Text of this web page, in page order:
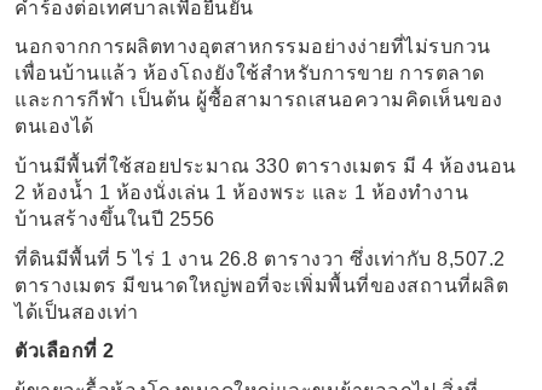
คำร้องต่อเทศบาลเพื่อยืนยัน
นอกจากการผลิตทางอุตสาหกรรมอย่างง่ายที่ไม่รบกวน
เพื่อนบ้านแล้ว ห้องโถงยังใช้สำหรับการขาย การตลาด
และการกีฬา เป็นต้น ผู้ซื้อสามารถเสนอความคิดเห็นของ
ตนเองได้
บ้านมีพื้นที่ใช้สอยประมาณ 330 ตารางเมตร มี 4 ห้องนอน
2 ห้องน้ำ 1 ห้องนั่งเล่น 1 ห้องพระ และ 1 ห้องทำงาน
บ้านสร้างขึ้นในปี 2556
ที่ดินมีพื้นที่ 5 ไร่ 1 งาน 26.8 ตารางวา ซึ่งเท่ากับ 8,507.2
ตารางเมตร มีขนาดใหญ่พอที่จะเพิ่มพื้นที่ของสถานที่ผลิต
ได้เป็นสองเท่า
ตัวเลือกที่ 2